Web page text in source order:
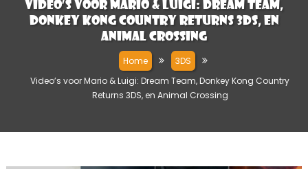
Video’s voor Mario & Luigi: Dream Team,
Donkey Kong Country Returns 3DS, en
Animal Crossing
Home
3DS
Video’s voor Mario & Luigi: Dream Team, Donkey Kong Country
Returns 3DS, en Animal Crossing